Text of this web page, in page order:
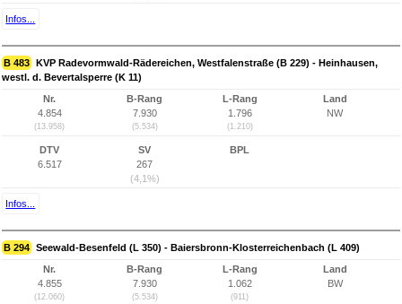
Infos...
B 483 KVP Radevormwald-Rädereichen, Westfalenstraße (B 229) - Heinhausen,
westl. d. Bevertalsperre (K 11)
Nr.
4.854
(13.958)
B-Rang
7.930
(5.534)
L-Rang
1.796
(1.210)
Land
NW
DTV
6.517
SV
267
(4,1%)
BPL
Infos...
B 294 Seewald-Besenfeld (L 350) - Baiersbronn-Klosterreichenbach (L 409)
Nr.
4.855
(12.060)
B-Rang
7.930
(5.534)
L-Rang
1.062
(911)
Land
BW